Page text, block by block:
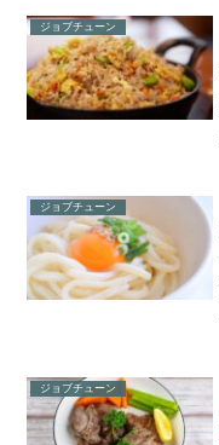
ジョブチューン
ジョブチューン
ジョブチューン